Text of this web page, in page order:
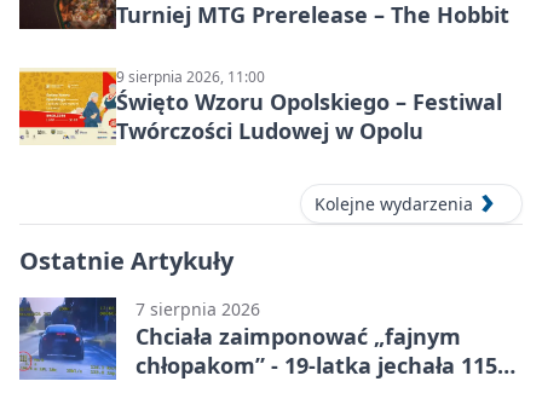
Turniej MTG Prerelease – The Hobbit
9 sierpnia 2026, 11:00
Święto Wzoru Opolskiego – Festiwal
Twórczości Ludowej w Opolu
Kolejne wydarzenia
Ostatnie Artykuły
7 sierpnia 2026
Chciała zaimponować „fajnym
chłopakom” - 19-latka jechała 115